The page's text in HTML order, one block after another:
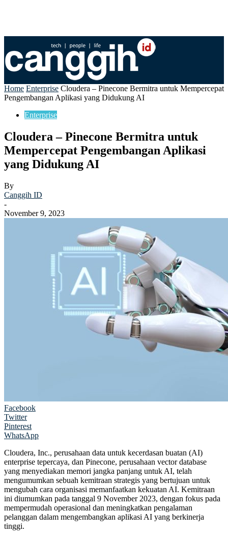
Home Enterprise Cloudera – Pinecone Bermitra untuk Mempercepat
Pengembangan Aplikasi yang Didukung AI
Enterprise
Cloudera – Pinecone Bermitra untuk
Mempercepat Pengembangan Aplikasi
yang Didukung AI
By
Canggih ID
-
November 9, 2023
Facebook
Twitter
Pinterest
WhatsApp
Cloudera, Inc., perusahaan data untuk kecerdasan buatan (AI)
enterprise tepercaya, dan Pinecone, perusahaan vector database
yang menyediakan memori jangka panjang untuk AI, telah
mengumumkan sebuah kemitraan strategis yang bertujuan untuk
mengubah cara organisasi memanfaatkan kekuatan AI. Kemitraan
ini diumumkan pada tanggal 9 November 2023, dengan fokus pada
mempermudah operasional dan meningkatkan pengalaman
pelanggan dalam mengembangkan aplikasi AI yang berkinerja
tinggi.